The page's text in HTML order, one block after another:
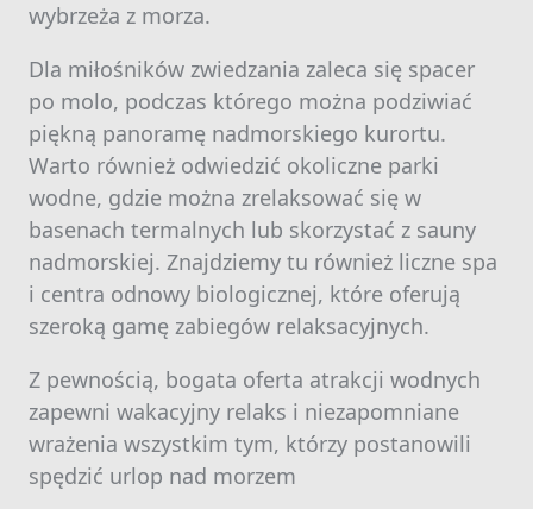
wybrzeża z morza.
Dla miłośników zwiedzania zaleca się spacer
po molo, podczas którego można podziwiać
piękną panoramę nadmorskiego kurortu.
Warto również odwiedzić okoliczne parki
wodne, gdzie można zrelaksować się w
basenach termalnych lub skorzystać z sauny
nadmorskiej. Znajdziemy tu również liczne spa
i centra odnowy biologicznej, które oferują
szeroką gamę zabiegów relaksacyjnych.
Z pewnością, bogata oferta atrakcji wodnych
zapewni wakacyjny relaks i niezapomniane
wrażenia wszystkim tym, którzy postanowili
spędzić urlop nad morzem